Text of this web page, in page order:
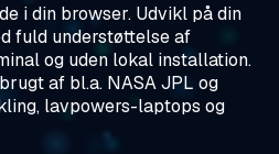
i din browser. Udvikl på din
fuld understøttelse af
og uden lokal installation.
af bl.a. NASA JPL og
lavpowers-laptops og